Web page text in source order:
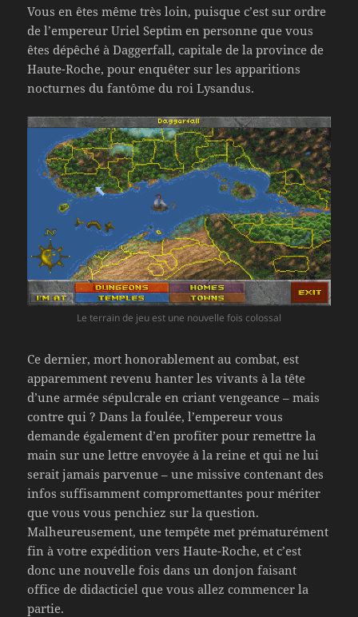
Vous en êtes même très loin, puisque c’est sur ordre
de l’empereur Uriel Septim en personne que vous
êtes dépêché à Daggerfall, capitale de la province de
Haute-Roche, pour enquêter sur les apparitions
nocturnes du fantôme du roi Lysandus.
Le terrain de jeu est une nouvelle fois colossal
Ce dernier, mort honorablement au combat, est
apparemment revenu hanter les vivants à la tête
d’une armée sépulcrale en criant vengeance – mais
contre qui ? Dans la foulée, l’empereur vous
demande également d’en profiter pour remettre la
main sur une lettre envoyée à la reine et qui ne lui
serait jamais parvenue – une missive contenant des
infos suffisamment compromettantes pour mériter
que vous vous penchiez sur la question.
Malheureusement, une tempête met prématurément
fin à votre expédition vers Haute-Roche, et c’est
donc une nouvelle fois dans un donjon faisant
office de didacticiel que vous allez commencer la
partie.